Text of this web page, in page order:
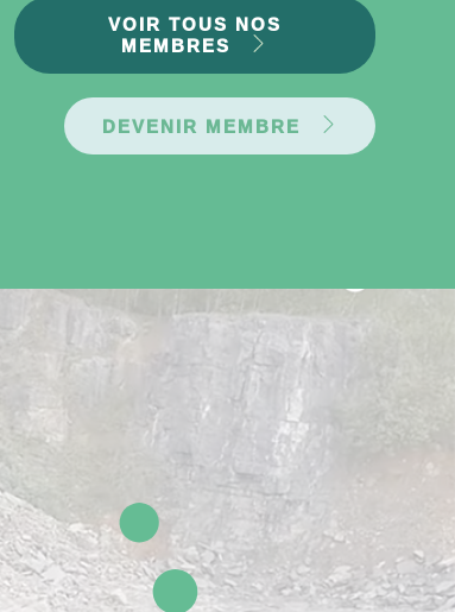
VOIR TOUS NOS
MEMBRES
DEVENIR MEMBRE